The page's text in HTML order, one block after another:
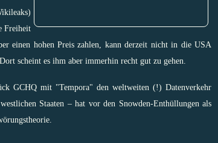
Freiheit
einen hohen Preis zahlen, kann derzeit nicht in die USA
scheint es ihm aber immerhin recht gut zu gehen.
GCHQ mit "Tempora" den weltweiten (!) Datenverkehr
Staaten – hat vor den Snowden-Enthüllungen als